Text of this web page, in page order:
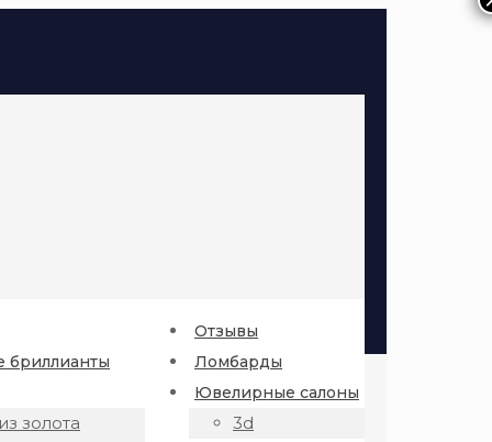
золота
Отзывы
Ломбарды
Ювелирные салоны
3d